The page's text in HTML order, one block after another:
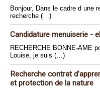
Bonjour, Dans le cadre d une
recherche (…)
Candidature menuiserie -
RECHERCHE BONNE-AME
Louise, je suis (…)
Recherche contrat
et protection de la nature